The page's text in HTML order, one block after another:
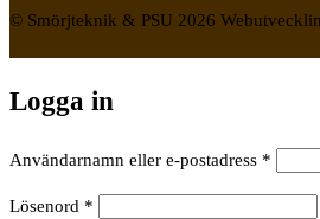
© Smörjteknik & PSU 2026
Logga in
Användarnamn eller e-postadress *
Lösenord *